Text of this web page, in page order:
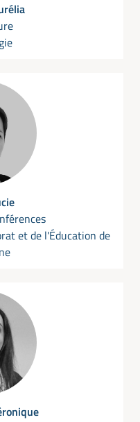
et de l'Éducation de